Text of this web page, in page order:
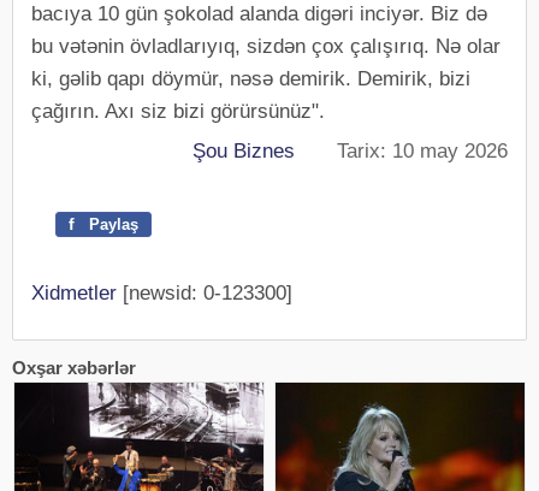
bacıya 10 gün şokolad alanda digəri inciyər. Biz də
bu vətənin övladlarıyıq, sizdən çox çalışırıq. Nə olar
ki, gəlib qapı döymür, nəsə demirik. Demirik, bizi
çağırın. Axı siz bizi görürsünüz".
Şou Biznes Tarix: 10 may 2026
f Paylaş
Xidmetler [newsid: 0-123300]
Oxşar xəbərlər